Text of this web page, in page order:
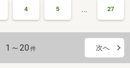
4 5 … 27
1～20 件 次へ